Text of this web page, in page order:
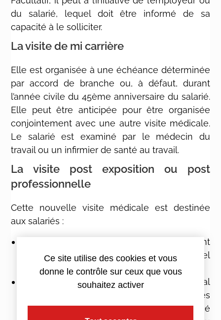
du salarié, lequel doit être informé de sa
capacité à le solliciter.
La visite de mi carrière
Elle est organisée à une échéance déterminée
par accord de branche ou, à défaut, durant
l’année civile du 45ème anniversaire du salarié.
Elle peut être anticipée pour être organisée
conjointement avec une autre visite médicale.
Le salarié est examiné par le médecin du
travail ou un infirmier de santé au travail.
La visite post exposition ou post
professionnelle
Cette nouvelle visite médicale est destinée
aux salariés :
qui ont occupé un poste à risque et qui ont
donc bénéficié d’un suivi médical individuel
renforcé,
qui ont bénéficié d’un suivi médical
spécifique lié à l’exposition à des risques
particuliers avant le suivi individuel renforcé
Ce site utilise des cookies et vous
donne le contrôle sur ceux que vous
souhaitez activer